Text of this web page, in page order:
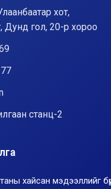
хот,
Дунд гол, 20-р хороо
станц-2
хайсан мэдээллийг